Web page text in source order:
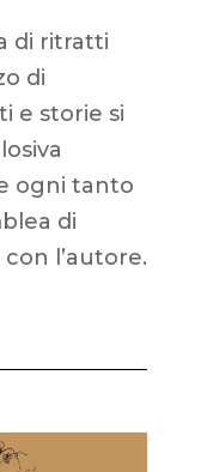
di ritratti
di
e storie si
ogni tanto
di
l’autore.